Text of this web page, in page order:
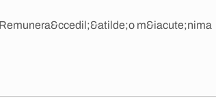
m&iacute;nima